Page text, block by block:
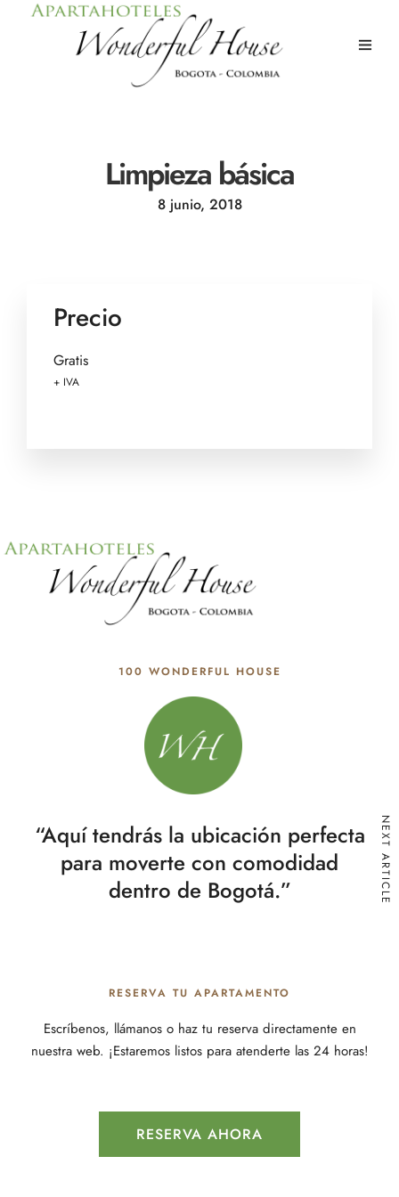
Limpieza básica
8 junio, 2018
Precio
Gratis
NEXT ARTICLE
100 WONDERFUL HOUSE
“Aquí tendrás la ubicación perfecta
para moverte con comodidad
dentro de Bogotá.”
RESERVA TU APARTAMENTO
Escríbenos, llámanos o haz tu reserva directamente en
nuestra web. ¡Estaremos listos para atenderte las 24 horas!
RESERVA AHORA